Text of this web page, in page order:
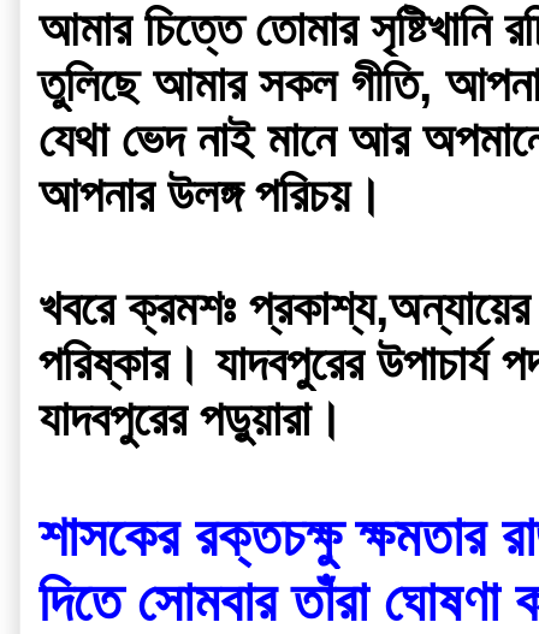
আমার চিত্তে তোমার সৃষ্টিখানি
তুলিছে আমার সকল গীতি,
যেথা ভেদ নাই মানে আর
আপনার উলঙ্গ পরিচয়।
খবরে ক্রমশঃ প্রকাশ্য,অন্যায়ের
পরিষ্কার। যাদবপুরের উপাচার্য
যাদবপুরের পড়ুয়ারা।
শাসকের রক্তচক্ষু ক্ষমতার
দিতে সোমবার তাঁরা